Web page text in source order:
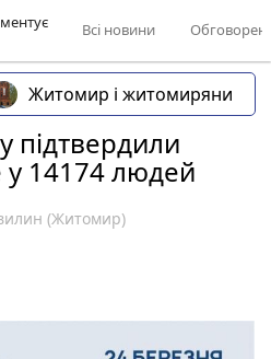
Всі новини
Житомир і житомиряни
підтвердили
у 14174 людей
(Житомир)